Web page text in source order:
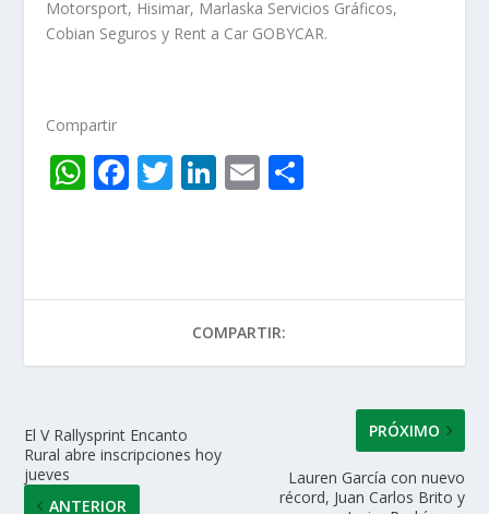
Motorsport, Hisimar, Marlaska Servicios Gráficos,
Cobian Seguros y Rent a Car GOBYCAR.
Compartir
W
A
p
F
o
k
T Li
dI
n
E
ar
r
COMPARTIR:
El V Rallysprint Encanto
Rural abre inscripciones hoy
jueves
ANTERIOR
PRÓXIMO
Lauren García con nuevo
récord, Juan Carlos Brito y